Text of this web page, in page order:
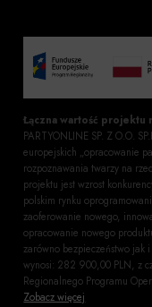
Łączna wartość
PARTYONLINE SP. Z O.O.
europejskich „opracowanie
rozpoznawania twarzy na
projektu jest wzrost
polskim rynku
zaoferowanie nowego,
opracowanie nowego
zarówno bezpieczeństwo jak
wynosi: 282 900,00 PLN, z
Regionalnego Programu
Zobacz więcej